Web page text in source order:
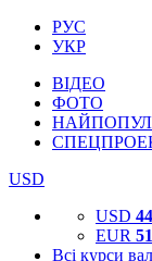
РУС
УКР
ВІДЕО
ФОТО
USD
USD
EUR
Всі курси